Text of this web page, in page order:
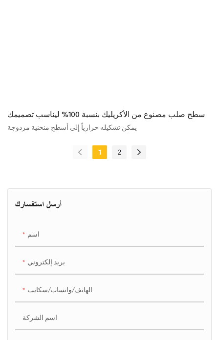
أرسل استفسارك
اسم
بريد إلكتروني
الهاتف/واتساب/سكايب
اسم الشركة
سطح صلب مصنوع من الأكريليك بنسبة 100% ليناسب تصميمك
يمكن تشكيله حرارياً إلى أسطح منحنية مزدوجة
1 2